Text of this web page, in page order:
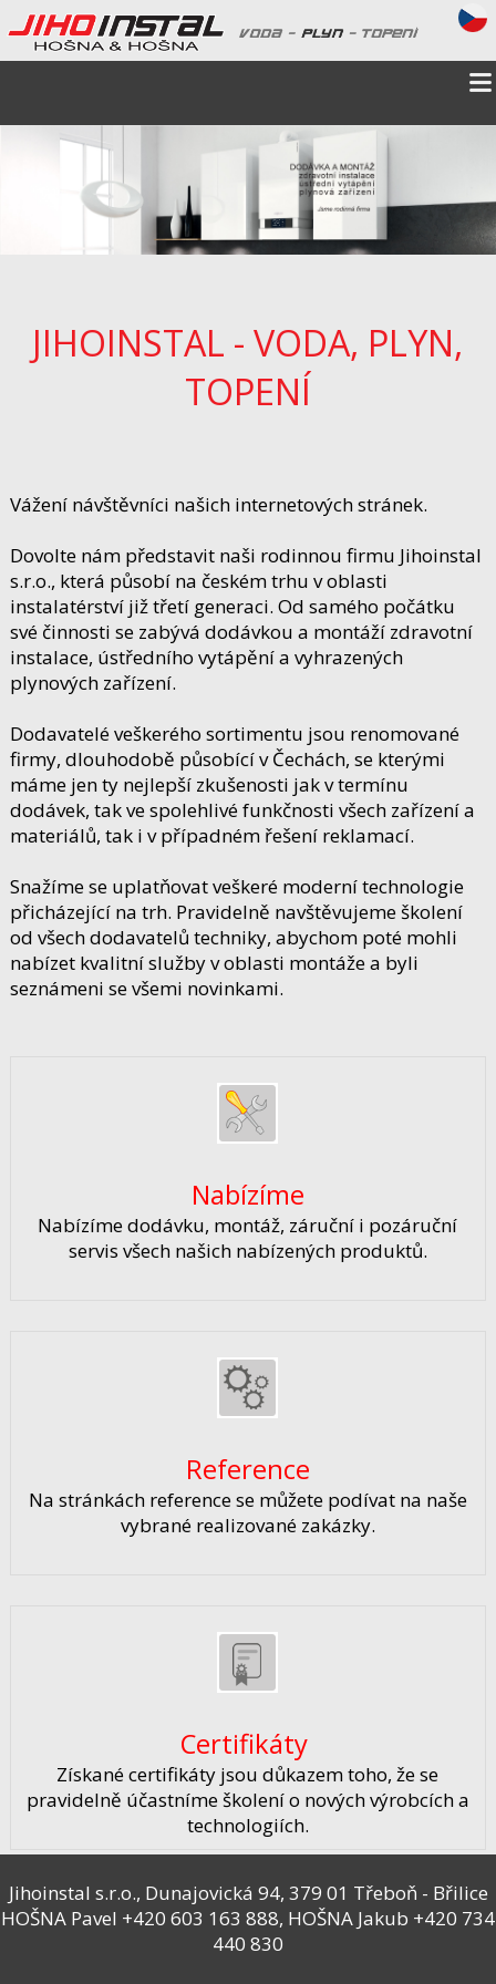
JIHOINSTAL - VODA, PLYN,
TOPENÍ
Vážení návštěvníci našich internetových stránek.
Dovolte nám představit naši rodinnou firmu Jihoinstal
s.r.o., která působí na českém trhu v oblasti
instalatérství již třetí generaci. Od samého počátku
své činnosti se zabývá dodávkou a montáží zdravotní
instalace, ústředního vytápění a vyhrazených
plynových zařízení.
Dodavatelé veškerého sortimentu jsou renomované
firmy, dlouhodobě působící v Čechách, se kterými
máme jen ty nejlepší zkušenosti jak v termínu
dodávek, tak ve spolehlivé funkčnosti všech zařízení a
materiálů, tak i v případném řešení reklamací.
Snažíme se uplatňovat veškeré moderní technologie
přicházející na trh. Pravidelně navštěvujeme školení
od všech dodavatelů techniky, abychom poté mohli
nabízet kvalitní služby v oblasti montáže a byli
seznámeni se všemi novinkami.
Nabízíme
Nabízíme dodávku, montáž, záruční i pozáruční
servis všech našich nabízených produktů.
Reference
Na stránkách reference se můžete podívat na naše
vybrané realizované zakázky.
Certifikáty
Získané certifikáty jsou důkazem toho, že se
pravidelně účastníme školení o nových výrobcích a
technologiích.
Jihoinstal s.r.o., Dunajovická 94, 379 01 Třeboň - Břilice
HOŠNA Pavel +420 603 163 888, HOŠNA Jakub +420 734
440 830